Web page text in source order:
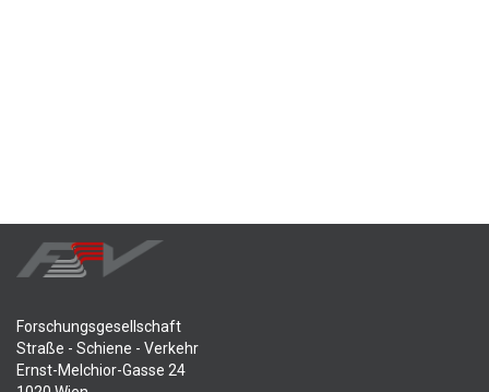
Forschungsgesellschaft
Straße - Schiene - Verkehr
Ernst-Melchior-Gasse 24